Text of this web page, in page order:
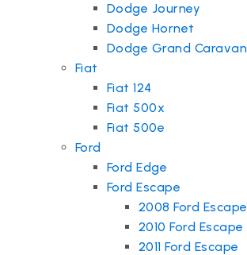
Dodge Journey
Dodge Hornet
Dodge Grand Caravan
Fiat
Fiat 124
Fiat 500x
Fiat 500e
Ford
Ford Edge
Ford Escape
2008 Ford Escape
2010 Ford Escape
2011 Ford Escape